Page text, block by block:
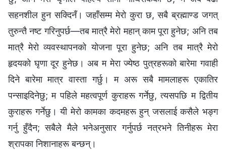
सहनशील हुन सक्दिनँ। जहाँसम्म मेरो कुरा छ, सबै ब्रह्माण्ड जगत्
तुरुन्तै नष्ट गरिनुपर्छ—तब मात्रै मेरो महान् काम पूरा हुनेछ; अनि तब
मात्रै मेरो व्यवस्थापनको योजना पूरा हुनेछ; अनि तब मात्रै मेरो
हृदयको घृणा दूर हुनेछ। अब म मेरा ज्येष्ठ पुत्रहरूको बारेमा गवाही
दिने बारेमा मात्र वास्ता गर्छु। म अरू सबै मामलाहरू एकातिर
पन्साइदिनेछु; म पहिले महत्वपूर्ण कुराहरू गर्नेछु, त्यसपछि म द्वितीय
कुराहरू गर्नेछु। यी मेरो कामका कदमहरू हुन् जसलाई कसैले भङ्ग
गर्नु हुँदैन; सबैले मैले भनेअनुसार गर्नुपर्छ नत्रभने तिनीहरू मेरा
श्रापका निशानाहरू बन्छन्।